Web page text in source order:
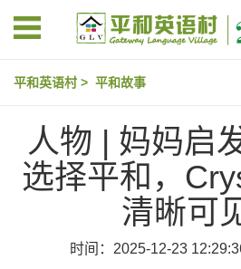
平和英语村 > 平和故事
人物 | 妈妈启
选择平和，
清晰可
时间：2025-12-23